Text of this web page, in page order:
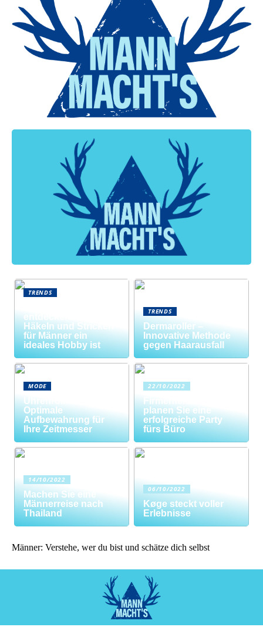
TRENDS
entdecken: Warum
Häkeln und Stricken
für Männer ein
ideales Hobby ist
TRENDS
Dermaroller –
Innovative Methode
gegen Haarausfall
MODE
Uhrenrolle: Die
Optimale
Aufbewahrung für
Ihre Zeitmesser
22/10/2022
Firmenfeier? So
planen Sie eine
erfolgreiche Party
fürs Büro
14/10/2022
Machen Sie eine
Männerreise nach
Thailand
06/10/2022
Køge steckt voller
Erlebnisse
Männer: Verstehe, wer du bist und schätze dich selbst